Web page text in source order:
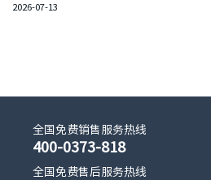
2026-07-13
全国免费销售服务热线
400-0373-818
全国免费售后服务热线